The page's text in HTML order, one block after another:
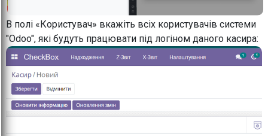
В полі «Користувач» вкажіть всіх користувачів системи
"Odoo", які будуть працювати під логіном даного касира: